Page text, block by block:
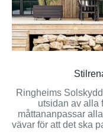
Ringheims
utsidan av alla
måttananpassar
vävar för att det ska